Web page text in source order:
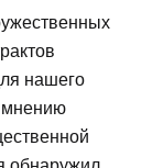
нашего
мнению